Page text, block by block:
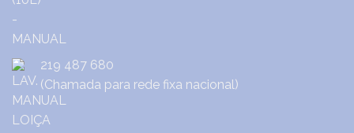
219 487 680
(Chamada para rede fixa nacional)